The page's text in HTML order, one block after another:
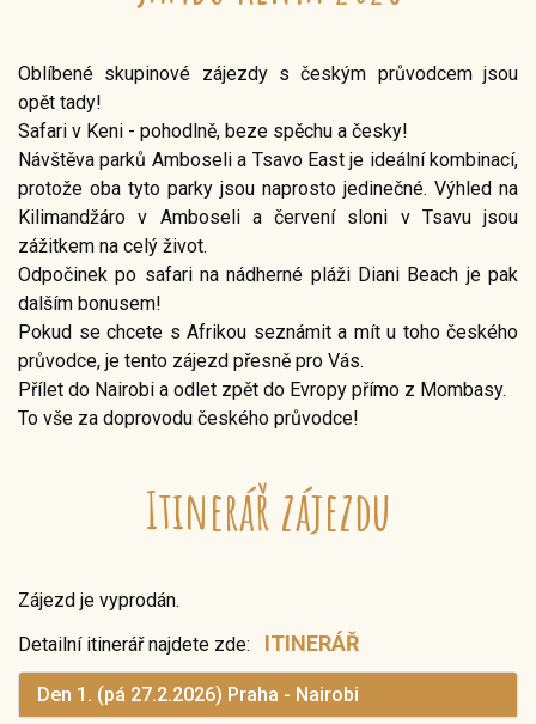
Oblíbené skupinové zájezdy s českým průvodcem jsou
opět tady!
Safari v Keni - pohodlně, beze spěchu a česky!
Návštěva parků Amboseli a Tsavo East je ideální kombinací,
protože oba tyto parky jsou naprosto jedinečné. Výhled na
Kilimandžáro v Amboseli a červení sloni v Tsavu jsou
zážitkem na celý život.
Odpočinek po safari na nádherné pláži Diani Beach je pak
dalším bonusem!
Pokud se chcete s Afrikou seznámit a mít u toho českého
průvodce, je tento zájezd přesně pro Vás.
Přílet do Nairobi a odlet zpět do Evropy přímo z Mombasy.
To vše za doprovodu českého průvodce!
Itinerář zájezdu
Zájezd je vyprodán.
Detailní itinerář najdete zde: ITINERÁŘ
Den 1. (pá 27.2.2026) Praha - Nairobi